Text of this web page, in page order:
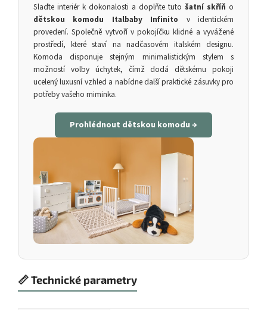
Slaďte interiér k dokonalosti a doplňte tuto šatní skříň o
dětskou komodu Italbaby Infinito v identickém
provedení. Společně vytvoří v pokojíčku klidné a vyvážené
prostředí, které staví na nadčasovém italském designu.
Komoda disponuje stejným minimalistickým stylem s
možností volby úchytek, čímž dodá dětskému pokoji
ucelený luxusní vzhled a nabídne další praktické zásuvky pro
potřeby vašeho miminka.
Prohlédnout dětskou komodu →
📏 Technické parametry